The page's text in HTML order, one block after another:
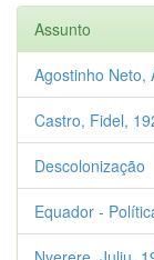
Assunto
Agostinho Neto,
Castro, Fidel,
Descolonização
Equador -